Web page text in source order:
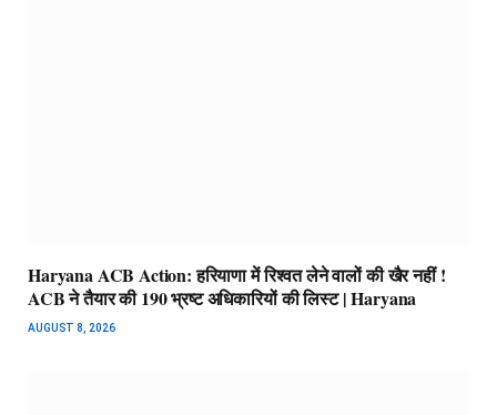
Haryana ACB Action: हरियाणा में रिश्वत लेने वालों की खैर नहीं !
ACB ने तैयार की 190 भ्रष्ट अधिकारियों की लिस्ट | Haryana
AUGUST 8, 2026